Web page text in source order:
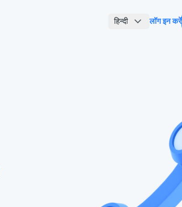
हिन्दी लॉग इन करें